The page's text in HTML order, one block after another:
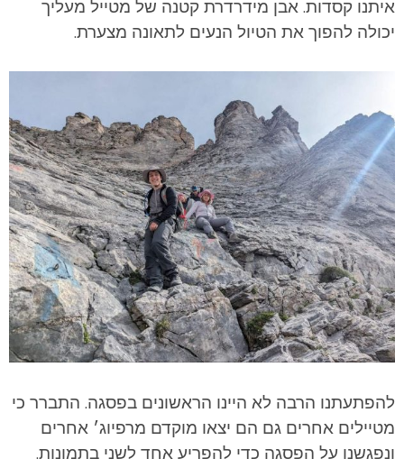
איתנו קסדות. אבן מידרדרת קטנה של מטייל מעליך
יכולה להפוך את הטיול הנעים לתאונה מצערת.
להפתעתנו הרבה לא היינו הראשונים בפסגה. התברר כי
מטיילים אחרים גם הם יצאו מוקדם מרפיוג׳ אחרים
ונפגשנו על הפסגה כדי להפריע אחד לשני בתמונות.